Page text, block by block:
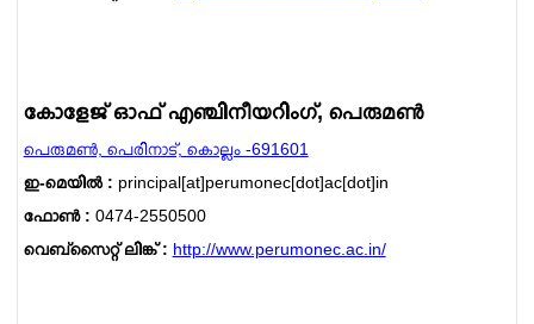
കോളേജ് ഓഫ് എഞ്ചിനീയറിംഗ്, പെരുമണ്‍
പെരുമണ്‍, പെരിനാട്, കൊല്ലം -691601
ഇ-മെയില്‍ : principal[at]perumonec[dot]ac[dot]in
ഫോണ്‍ : 0474-2550500
വെബ്സൈറ്റ് ലിങ്ക് : http://www.perumonec.ac.in/